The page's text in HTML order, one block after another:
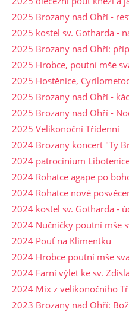
2025 Brozany nad Ohří -
2025 kostel sv. Gotharda -
2025 Brozany nad Ohří:
2025 Hrobce, poutní mše
2025 Hostěnice,
2025 Brozany nad Ohří -
2025 Brozany nad Ohří -
2025 Velikonoční Třídenní
2024 Brozany koncert "Ty
2024 patrocinium
2024 Rohatce agape po
2024 Rohatce nové
2024 kostel sv. Gotharda -
2024 Nučničky poutní mše
2024 Pouť na Klimentku
2024 Hrobce poutní mše
2024 Farní výlet ke sv.
2024 Mix z velikonočního
2023 Brozany nad Ohří: